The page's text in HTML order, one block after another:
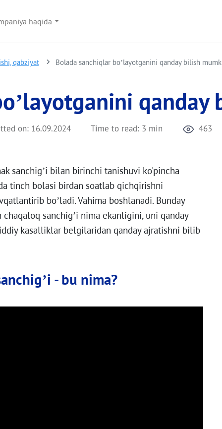
haqida
qabziyat Bolada sanchiqlar bo’layotganini qanday bilish
qanday
on: 16.09.2024 Time to read: 3 min 463
sanchig’i bilan birinchi tanishuvi ko'pincha
tinch bolasi birdan soatlab qichqirishni
bo’ladi. Vahima boshlanadi. Bunday
sanchig’i nima ekanligini, uni qanday
kasalliklar belgilaridan qanday ajratishni bilib
- bu nima?